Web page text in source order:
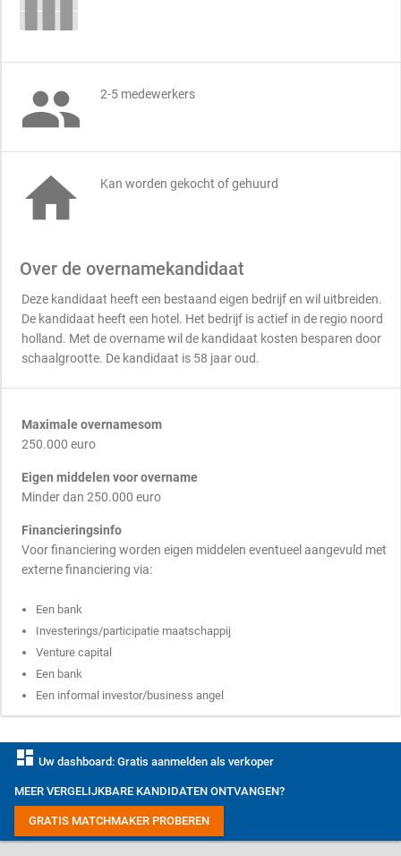
 2-5 medewerkers
 Kan worden gekocht of gehuurd
Over de overnamekandidaat
Deze kandidaat heeft een bestaand eigen bedrijf en wil uitbreiden.
De kandidaat heeft een hotel. Het bedrijf is actief in de regio noord
holland. Met de overname wil de kandidaat kosten besparen door
schaalgrootte. De kandidaat is 58 jaar oud.
Maximale overnamesom
250.000 euro
Eigen middelen voor overname
Minder dan 250.000 euro
Financieringsinfo
Voor financiering worden eigen middelen eventueel aangevuld met
externe financiering via:
Een bank
Investerings/participatie maatschappij
Venture capital
Een bank
Een informal investor/business angel
dashboard Uw dashboard: Gratis aanmelden als verkoper
MEER VERGELIJKBARE KANDIDATEN ONTVANGEN?
GRATIS MATCHMAKER PROBEREN